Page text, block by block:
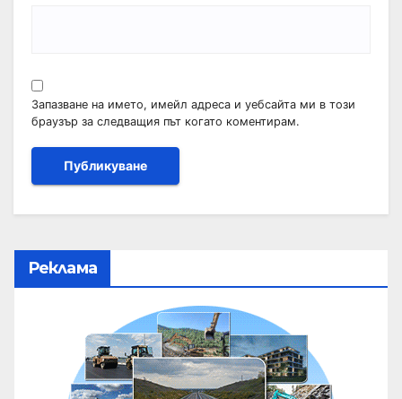
Запазване на името, имейл адреса и уебсайта ми в този
браузър за следващия път когато коментирам.
Реклама